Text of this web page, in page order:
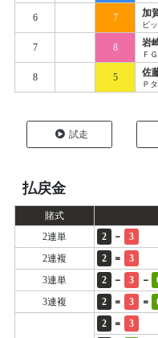
6 7 加
ビ
7 8 岩
Ｆ
8 5 佐
Ｐ
試走
払戻金
賭式
2連単
2 - 3
2連複
2 = 3
3連単
2 - 3 -
3連複
2 = 3 =
2 = 3